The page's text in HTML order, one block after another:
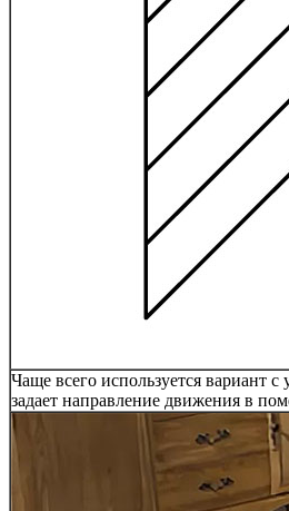
Чаще всего используется вариант
задает направление движения в